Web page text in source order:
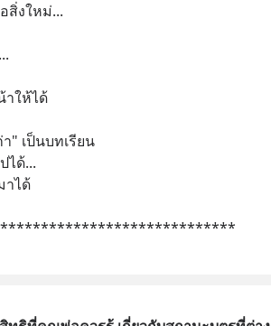
สิ่งใหม่...
ให้ได้
" เป็นบทเรียน
ได้...
าได้